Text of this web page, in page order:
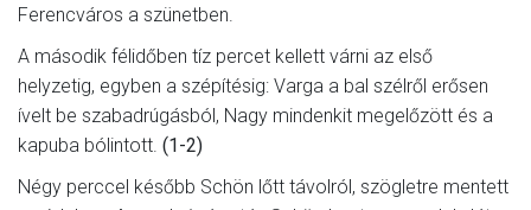
Ferencváros a szünetben.
A második félidőben tíz percet kellett várni az első
helyzetig, egyben a szépítésig: Varga a bal szélről erősen
ívelt be szabadrúgásból, Nagy mindenkit megelőzött és a
kapuba bólintott. (1-2)
Négy perccel később Schön lőtt távolról, szögletre mentett